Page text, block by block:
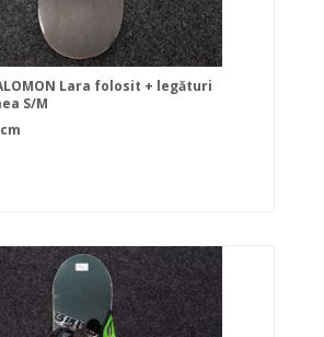
Lara folosit + legături
S/M